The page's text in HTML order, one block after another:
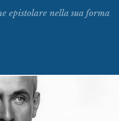
epistolare nella sua forma